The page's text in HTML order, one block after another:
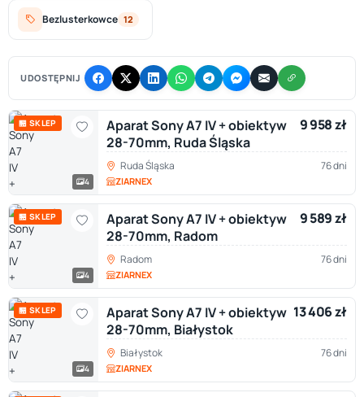
Bezlusterkowce 12
UDOSTĘPNIJ
🏪 SKLEP
4
Aparat Sony A7 IV + obiektyw
28-70mm, Ruda Śląska
9 958 zł
Ruda Śląska 76 dni
ZIARNEX
🏪 SKLEP
4
Aparat Sony A7 IV + obiektyw
28-70mm, Radom
9 589 zł
Radom 76 dni
ZIARNEX
🏪 SKLEP
4
Aparat Sony A7 IV + obiektyw
28-70mm, Białystok
13 406 zł
Białystok 76 dni
ZIARNEX